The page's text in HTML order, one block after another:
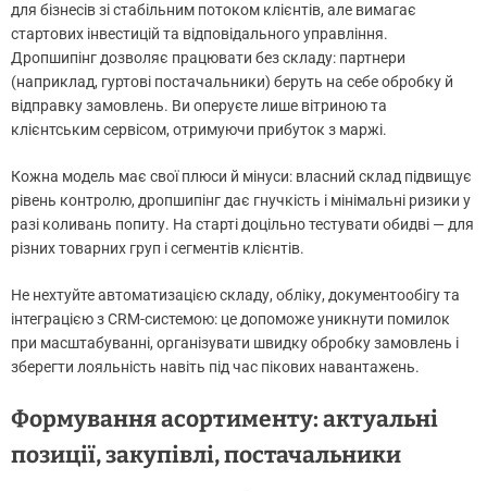
для бізнесів зі стабільним потоком клієнтів, але вимагає
стартових інвестицій та відповідального управління.
Дропшипінг дозволяє працювати без складу: партнери
(наприклад, гуртові постачальники) беруть на себе обробку й
відправку замовлень. Ви оперуєте лише вітриною та
клієнтським сервісом, отримуючи прибуток з маржі.
Кожна модель має свої плюси й мінуси: власний склад підвищує
рівень контролю, дропшипінг дає гнучкість і мінімальні ризики у
разі коливань попиту. На старті доцільно тестувати обидві — для
різних товарних груп і сегментів клієнтів.
Не нехтуйте автоматизацією складу, обліку, документообігу та
інтеграцією з CRM-системою: це допоможе уникнути помилок
при масштабуванні, організувати швидку обробку замовлень і
зберегти лояльність навіть під час пікових навантажень.
Формування асортименту: актуальні
позиції, закупівлі, постачальники